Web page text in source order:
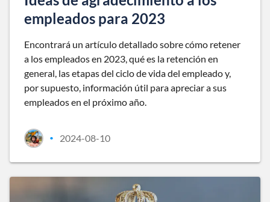
empleados para 2023
Encontrará un artículo detallado sobre cómo retener
a los empleados en 2023, qué es la retención en
general, las etapas del ciclo de vida del empleado y,
por supuesto, información útil para apreciar a sus
empleados en el próximo año.
• 2024-08-10